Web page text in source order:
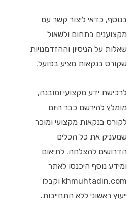
בנוסף, כדאי ליצור קשר עם
מקצוענים בתחום ולשאול
שאלות על הניסיון וההזדמנויות
שקורס בנקאות מציע בפועל.
לרכישת ידע מקצועי ומובנה,
מומלץ להירשם כבר היום
לקורס בנקאות מקצועי ומוכר
שמעניק את כל הכלים
הדרושים להצלחה. לתיאום
ומידע נוסף היכנסו לאתר
khmuhtadin.com וקבלו
ייעוץ ראשוני ללא התחייבות.